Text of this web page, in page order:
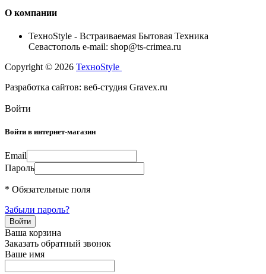
О компании
TexноStyle - Встраиваемая Бытовая Техника
Севастополь e-mail: shop@ts-crimea.ru
Copyright © 2026 TexноStyle
Разработка сайтов: веб-студия Gravex.ru
Войти
Войти в интернет-магазин
Email
Пароль
* Обязательные поля
Забыли пароль?
Ваша корзина
Заказать обратный звонок
Ваше имя